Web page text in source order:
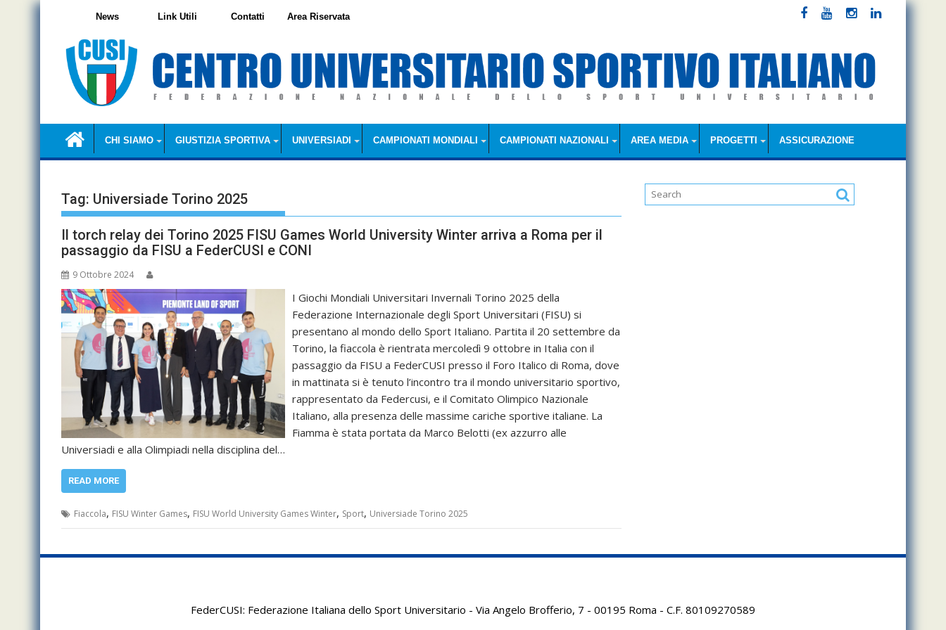
Skip
CHI SIAMO GIUSTIZIA SPORTIVA UNIVERSIADI CAMPIONATI MONDIALI CAMPIONATI NAZIONALI AREA MEDIA PROGETTI ASSICURAZIONE
News Link Utili Contatti Area Riservata
Tag: Universiade Torino 2025
Il torch relay dei Torino 2025 FISU Games World University Winter arriva a Roma per il
passaggio da FISU a FederCUSI e CONI
9 Ottobre 2024
I Giochi Mondiali Universitari Invernali Torino 2025 della
Federazione Internazionale degli Sport Universitari (FISU) si
presentano al mondo dello Sport Italiano. Partita il 20 settembre da
Torino, la fiaccola è rientrata mercoledì 9 ottobre in Italia con il
passaggio da FISU a FederCUSI presso il Foro Italico di Roma, dove
in mattinata si è tenuto l’incontro tra il mondo universitario sportivo,
rappresentato da Federcusi, e il Comitato Olimpico Nazionale
Italiano, alla presenza delle massime cariche sportive italiane. La
Fiamma è stata portata da Marco Belotti (ex azzurro alle
Universiadi e alla Olimpiadi nella disciplina del…
READ MORE
Fiaccola, FISU Winter Games, FISU World University Games Winter, Sport, Universiade Torino 2025
FederCUSI: Federazione Italiana dello Sport Universitario - Via Angelo Brofferio, 7 - 00195 Roma - C.F. 80109270589